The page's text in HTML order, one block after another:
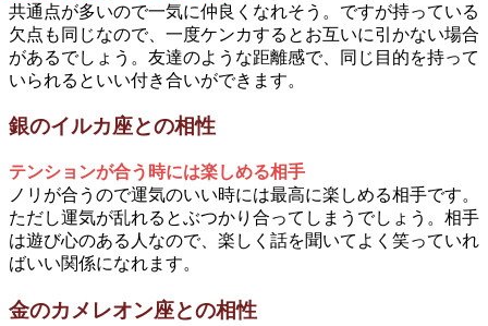
共通点が多いので一気に仲良くなれそう。ですが持っている
欠点も同じなので、一度ケンカするとお互いに引かない場合
があるでしょう。友達のような距離感で、同じ目的を持って
いられるといい付き合いができます。
銀のイルカ座との相性
テンションが合う時には楽しめる相手
ノリが合うので運気のいい時には最高に楽しめる相手です。
ただし運気が乱れるとぶつかり合ってしまうでしょう。相手
は遊び心のある人なので、楽しく話を聞いてよく笑っていれ
ばいい関係になれます。
金のカメレオン座との相性